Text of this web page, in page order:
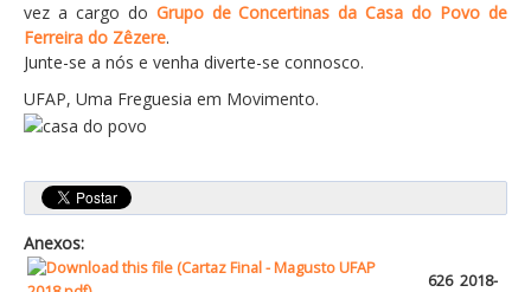
ZêzereTV
SERVIÇOS
A Minha Rua
Abastecimento de Água
Roturas e Leituras
Atendimento ao Público
vez a cargo do Grupo de Concertinas da Casa do Povo de
Ferreira do Zêzere.
Junte-se a nós e venha diverte-se connosco.
UFAP, Uma Freguesia em Movimento.
Anexos:
626 2018-